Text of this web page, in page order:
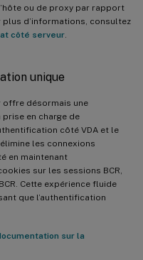
ou de proxy par rapport
plus d’informations, consultez
côté serveur
unique
offre désormais une
en charge de
côté VDA et le
les connexions
en maintenant
sur les sessions BCR,
Cette expérience fluide
que l’authentification
sur la